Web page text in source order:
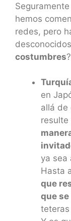
hemos
redes, pero
costumbres
en
allá de
ya sea
Hasta
que
que
teteras